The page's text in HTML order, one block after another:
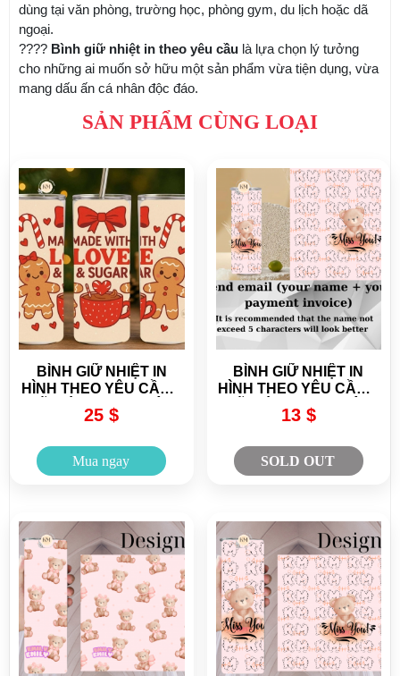
dùng tại văn phòng, trường học, phòng gym, du lịch hoặc dã
ngoại.
???? Bình giữ nhiệt in theo yêu cầu là lựa chọn lý tưởng
cho những ai muốn sở hữu một sản phẩm vừa tiện dụng, vừa
mang dấu ấn cá nhân độc đáo.
SẢN PHẨM CÙNG LOẠI
BÌNH GIỮ NHIỆT IN
HÌNH THEO YÊU CẦU –
GIỮ NÓNG LẠNH LÂU,
THIẾT KẾ CÁ NHÂN
25 $
Mua ngay
BÌNH GIỮ NHIỆT IN
HÌNH THEO YÊU CẦU –
GIỮ NÓNG LẠNH LÂU,
THIẾT KẾ CÁ NHÂN
13 $
SOLD OUT